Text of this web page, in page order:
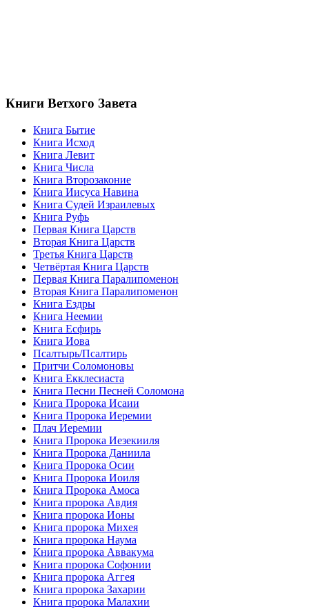
Книги Ветхого Завета
Книга Бытие
Книга Исход
Книга Левит
Книга Числа
Книга Второзаконие
Книга Иисуса Навина
Книга Судей Израилевых
Книга Руфь
Первая Книга Царств
Вторая Книга Царств
Третья Книга Царств
Четвёртая Книга Царств
Первая Книга Паралипоменон
Вторая Книга Паралипоменон
Книга Ездры
Книга Неемии
Книга Есфирь
Книга Иова
Псалтырь/Псалтирь
Притчи Соломоновы
Книга Екклесиаста
Книга Песни Песней Соломона
Книга Пророка Исаии
Книга Пророка Иеремии
Плач Иеремии
Книга Пророка Иезекииля
Книга Пророка Даниила
Книга Пророка Осии
Книга Пророка Иоиля
Книга Пророка Амоса
Книга пророка Авдия
Книга пророка Ионы
Книга пророка Михея
Книга пророка Наума
Книга пророка Аввакума
Книга пророка Софонии
Книга пророка Аггея
Книга пророка Захарии
Книга пророка Малахии